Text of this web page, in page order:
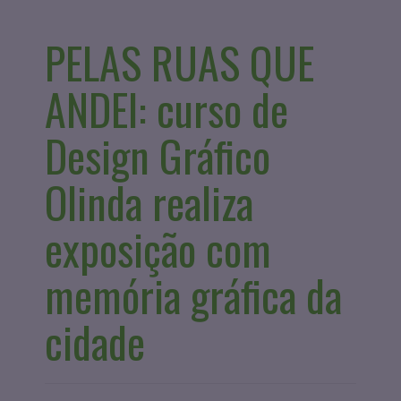
PELAS RUAS QUE
ANDEI: curso de
Design Gráfico
Olinda realiza
exposição com
memória gráfica da
cidade